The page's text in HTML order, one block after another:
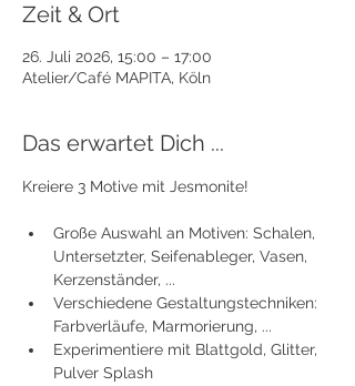
Zeit & Ort
26. Juli 2026, 15:00 – 17:00
Atelier/Café MAPITA, Köln
Das erwartet Dich ...
Kreiere 3 Motive mit Jesmonite!
Große Auswahl an Motiven: Schalen,
Untersetzter, Seifenableger, Vasen,
Kerzenständer, ...
Verschiedene Gestaltungstechniken:
Farbverläufe, Marmorierung, ...
Experimentiere mit Blattgold, Glitter,
Pulver Splash